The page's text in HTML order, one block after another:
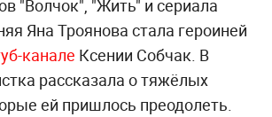
"Волчок", "Жить" и сериала
Яна Троянова стала героиней
канале Ксении Собчак. В
рассказала о тяжёлых
ей пришлось преодолеть.